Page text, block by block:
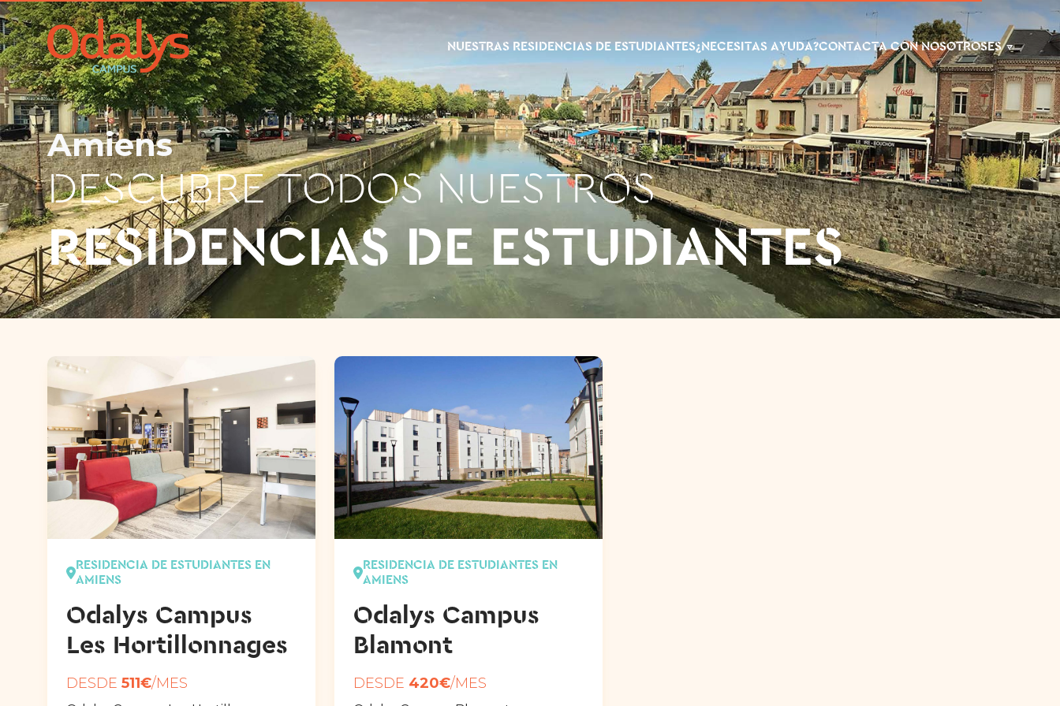
NUESTRAS RESIDENCIAS DE ESTUDIANTES¿NECESITAS AYUDA?CONTACTA CON NOSOTROSES
Amiens
DESCUBRE TODOS NUESTROS
RESIDENCIAS DE ESTUDIANTES
RESIDENCIA DE ESTUDIANTES EN
AMIENS
Odalys Campus
Les Hortillonnages
DESDE 511€/MES
RESIDENCIA DE ESTUDIANTES EN
AMIENS
Odalys Campus
Blamont
DESDE 420€/MES